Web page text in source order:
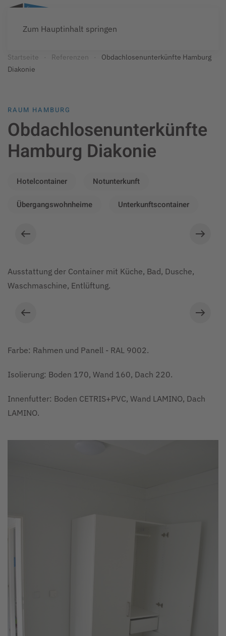
Zum Hauptinhalt springen
Startseite Referenzen
Obdachlosenunterkünfte Hamburg
Diakonie
RAUM HAMBURG
Obdachlosenunterkünfte
Hamburg Diakonie
Hotelcontainer Notunterkunft
Übergangswohnheime Unterkunftscontainer
© ARS: Unterkunftscontainer für Obdachlose in
Ausstattung der Container mit Küche, Bad, Dusche,
Waschmaschine, Entlüftung.
Farbe: Rahmen und Panell - RAL 9002.
Isolierung: Boden 170, Wand 160, Dach 220.
Innenfutter: Boden CETRIS+PVC, Wand LAMINO, Dach
LAMINO.